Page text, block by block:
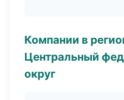
Компании в
Центральный
округ